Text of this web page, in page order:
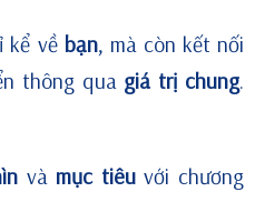
kể về bạn, mà còn kết nối
thông qua giá trị chung.
và mục tiêuvới chương